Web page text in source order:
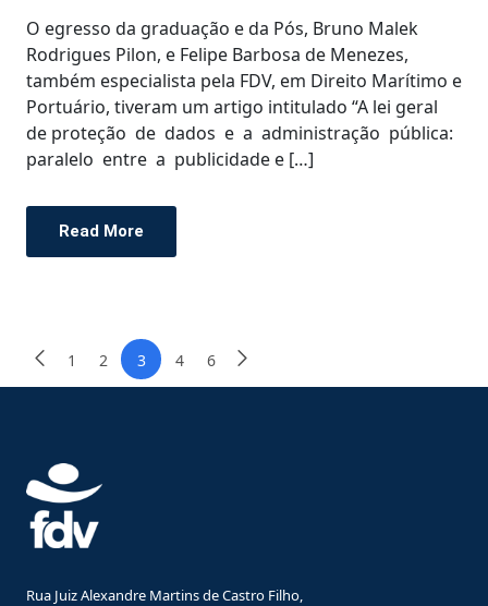
O egresso da graduação e da Pós, Bruno Malek
Rodrigues Pilon, e Felipe Barbosa de Menezes,
também especialista pela FDV, em Direito Marítimo e
Portuário, tiveram um artigo intitulado “A lei geral
de proteção de dados e a administração pública:
paralelo entre a publicidade e […]
Read More
1 2 3 4 6
Rua Juiz Alexandre Martins de Castro Filho,